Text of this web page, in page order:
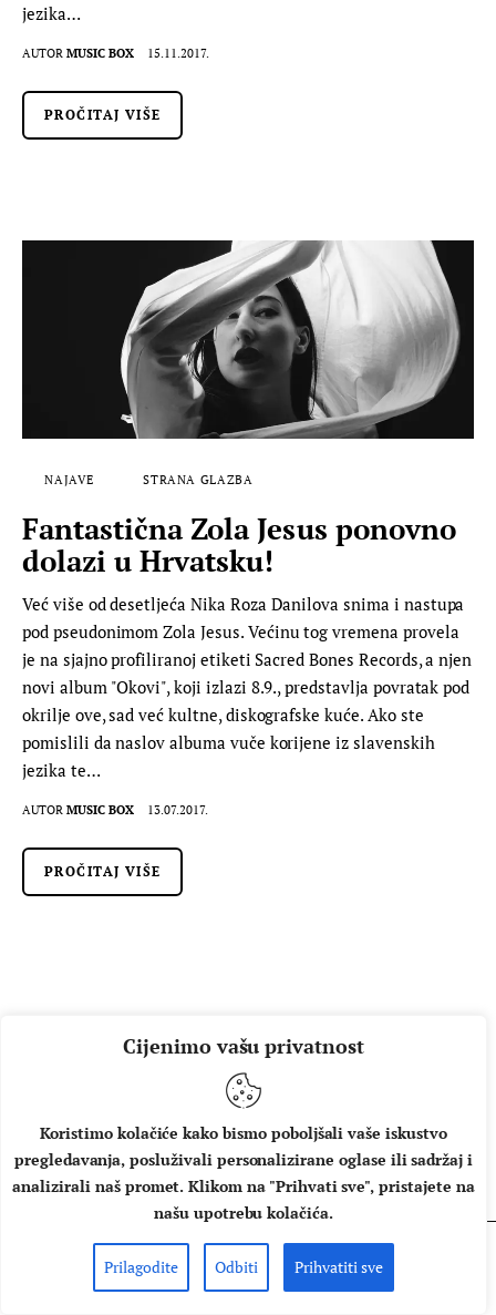
Cijenimo vašu privatnost
Koristimo kolačiće kako bismo poboljšali vaše iskustvo
pregledavanja, posluživali personalizirane oglase ili sadržaj i
analizirali naš promet. Klikom na "Prihvati sve", pristajete na
našu upotrebu kolačića.
Prilagodite Odbiti Prihvatiti sve
jezika…
AUTOR MUSIC BOX 15.11.2017.
PROČITAJ VIŠE
NAJAVE STRANA GLAZBA
Fantastična Zola Jesus ponovno
dolazi u Hrvatsku!
Već više od desetljeća Nika Roza Danilova snima i nastupa
pod pseudonimom Zola Jesus. Većinu tog vremena provela
je na sjajno profiliranoj etiketi Sacred Bones Records, a njen
novi album "Okovi", koji izlazi 8.9., predstavlja povratak pod
okrilje ove, sad već kultne, diskografske kuće. Ako ste
pomislili da naslov albuma vuče korijene iz slavenskih
jezika te…
AUTOR MUSIC BOX 13.07.2017.
PROČITAJ VIŠE
O NAMA IMPRESSUM UVJETI KORIŠTENJA
Copyright © 2026 Music Box - All rights reserved.